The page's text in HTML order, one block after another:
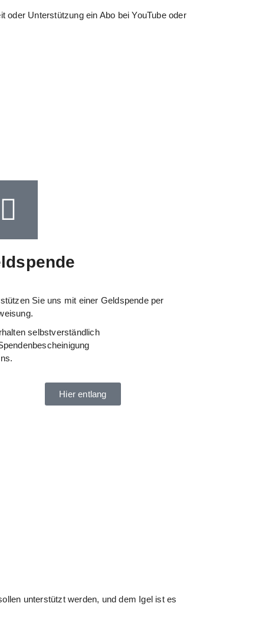
Unterstützung ein Abo bei YouTube oder
Sie uns mit einer Geldspende per
selbstverständlich
Hier entlang
unterstützt werden, und dem Igel ist es